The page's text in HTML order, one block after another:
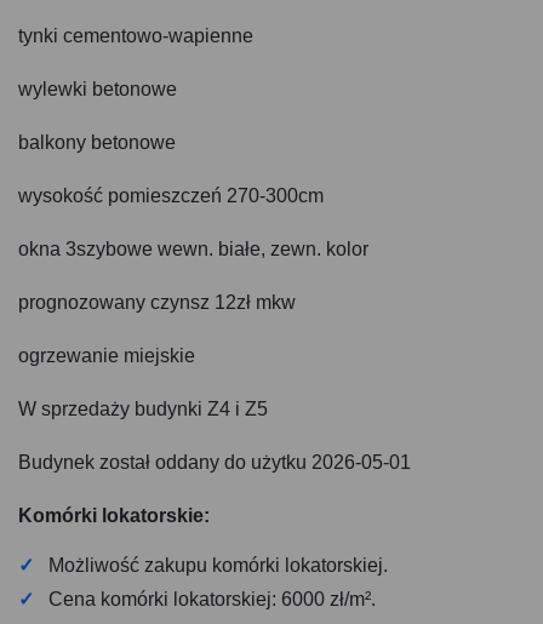
tynki cementowo-wapienne
wylewki betonowe
balkony betonowe
wysokość pomieszczeń 270-300cm
okna 3szybowe wewn. białe, zewn. kolor
prognozowany czynsz 12zł mkw
ogrzewanie miejskie
W sprzedaży budynki Z4 i Z5
Budynek został oddany do użytku 2026-05-01
Komórki lokatorskie:
Możliwość zakupu komórki lokatorskiej.
Cena komórki lokatorskiej: 6000 zł/m².